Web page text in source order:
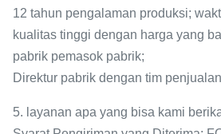
12 tahun pengalaman produksi;
kualitas tinggi dengan harga yang
pabrik pemasok pabrik;
Direktur pabrik dengan tim
5. layanan apa yang bisa kami